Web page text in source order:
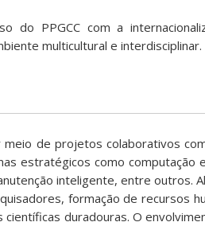
do PPGCC com a
multicultural e interdisciplinar.
de projetos colaborativos
estratégicos como computação
inteligente, entre outros.
formação de recursos
duradouras. O